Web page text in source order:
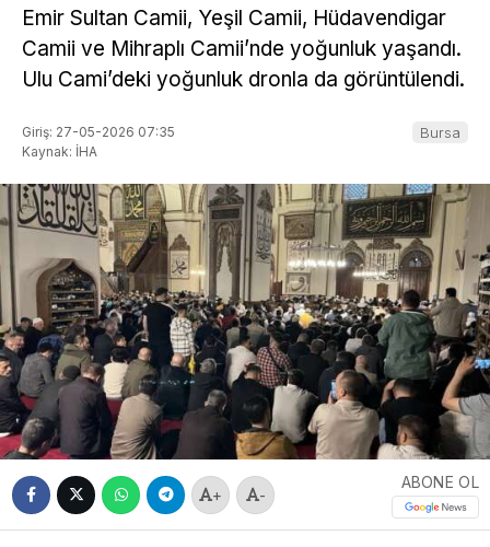
Emir Sultan Camii, Yeşil Camii, Hüdavendigar
Camii ve Mihraplı Camii’nde yoğunluk yaşandı.
Ulu Cami’deki yoğunluk dronla da görüntülendi.
Giriş: 27-05-2026 07:35
Kaynak: İHA
Bursa
+ -
ABONE OL